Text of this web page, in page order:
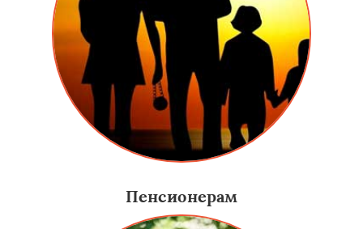
Пенсионерам